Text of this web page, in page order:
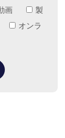
画
製
オンラ